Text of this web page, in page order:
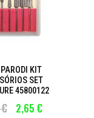
KIT
SET
45800122
2,65 €